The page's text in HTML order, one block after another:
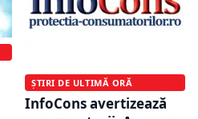
ȘTIRI DE ULTIMĂ ORĂ
InfoCons avertizează